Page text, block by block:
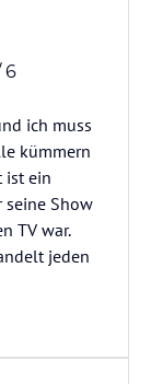
6
ich muss
kümmern
ist ein
seine Show
TV war.
jeden